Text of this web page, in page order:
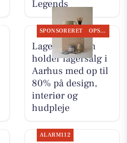
Legends
SPONSORERET OPSLAGSTAVLEN
Lagersalg.com
holder lagersalg i
Aarhus med op til
80% på design,
interiør og
hudpleje
ALARM112